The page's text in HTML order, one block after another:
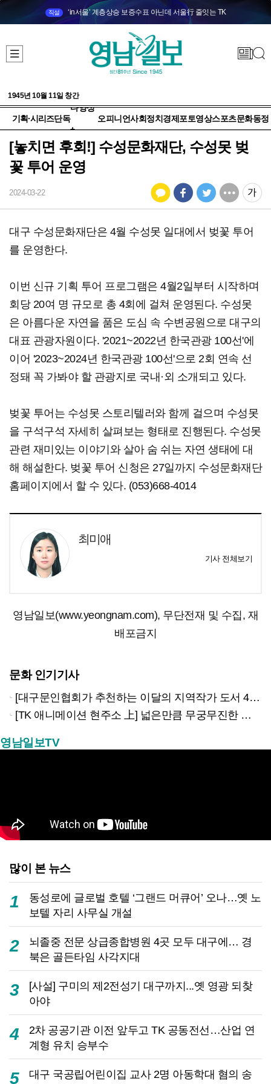
직설 ‘in서울’ 계층상승 보증수표 아닌데 서울行 줄잇는 TK
1945년 10월 11일 창간
기획·시리즈단독
다양성
+
오피니언사회정치 경제 포토영상스포츠문화동정
[놓치면 후회!] 수성문화재단, 수성못 벚
꽃 투어 운영
2024-03-22
대구 수성문화재단은 4월 수성못 일대에서 벚꽃 투어
를 운영한다.
이번 신규 기획 투어 프로그램은 4월2일부터 시작하며
회당 20여 명 규모로 총 4회에 걸쳐 운영된다. 수성못
은 아름다운 자연을 품은 도심 속 수변공원으로 대구의
대표 관광자원이다. '2021~2022년 한국관광 100선'에
이어 '2023~2024년 한국관광 100선'으로 2회 연속 선
정돼 꼭 가봐야 할 관광지로 국내·외 소개되고 있다.
벚꽃 투어는 수성못 스토리텔러와 함께 걸으며 수성못
을 구석구석 자세히 살펴보는 형태로 진행된다. 수성못
관련 재미있는 이야기와 살아 숨 쉬는 자연 생태에 대
해 해설한다. 벚꽃 투어 신청은 27일까지 수성문화재단
홈페이지에서 할 수 있다. (053)668-4014
최미애
기사 전체보기
영남일보(www.yeongnam.com), 무단전재 및 수집, 재
배포금지
문화 인기기사
[대구문인협회가 추천하는 이달의 지역작가 도서 4권]
[TK 애니메이션 현주소 上] 넓은만큼 무궁무진한 이야기…경북은 ‘스토리 IP’의 원천
영남일보TV
많이 본 뉴스
1
동성로에 글로벌 호텔 ‘그랜드 머큐어’ 오나…옛 노
보텔 자리 사무실 개설
2
뇌졸중 전문 상급종합병원 4곳 모두 대구에… 경
북은 골든타임 사각지대
3
[사설] 구미의 제2전성기 대구까지...옛 영광 되찾
아야
4
2차 공공기관 이전 앞두고 TK 공동전선…산업 연
계형 유치 승부수
5
대구 국공립어린이집 교사 2명 아동학대 혐의 송